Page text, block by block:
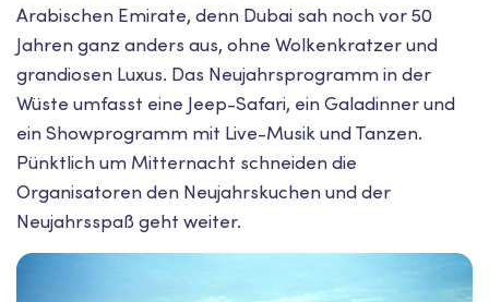
Arabischen Emirate, denn Dubai sah noch vor 50
Jahren ganz anders aus, ohne Wolkenkratzer und
grandiosen Luxus. Das Neujahrsprogramm in der
Wüste umfasst eine Jeep-Safari, ein Galadinner und
ein Showprogramm mit Live-Musik und Tanzen.
Pünktlich um Mitternacht schneiden die
Organisatoren den Neujahrskuchen und der
Neujahrsspaß geht weiter.